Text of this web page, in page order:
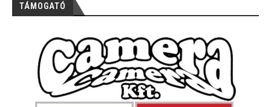
TÁMOGATÓ